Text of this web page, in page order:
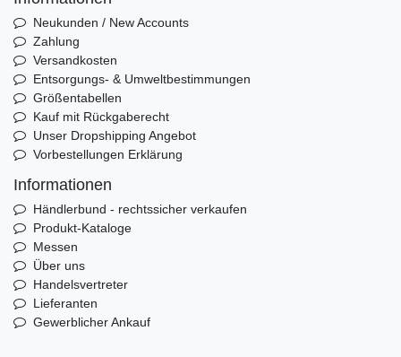
Neukunden / New Accounts
Zahlung
Versandkosten
Entsorgungs- & Umweltbestimmungen
Größentabellen
Kauf mit Rückgaberecht
Unser Dropshipping Angebot
Vorbestellungen Erklärung
Informationen
Händlerbund - rechtssicher verkaufen
Produkt-Kataloge
Messen
Über uns
Handelsvertreter
Lieferanten
Gewerblicher Ankauf